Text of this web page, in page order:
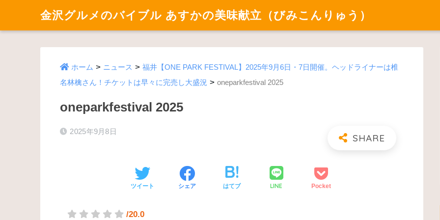
金沢グルメのバイブル あすかの美味献立（びみこんりゅう）
ホーム > ニュース > 福井【ONE PARK FESTIVAL】2025年9月6日・7日開催。ヘッドライナーは椎
名林檎さん！チケットは早々に完売し大盛況 > oneparkfestival 2025
oneparkfestival 2025
2025年9月8日
ツイート シェア はてブ LINE Pocket
/20.0